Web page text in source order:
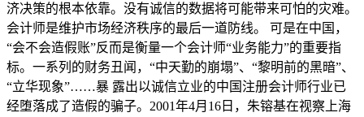
济决策的根本依靠。没有诚信的数据将可能带来可怕的灾难。
会计师是维护市场经济秩序的最后一道防线。 可是在中国，
“会不会造假账”反而是衡量一个会计师“业务能力”的重要指
标。一系列的财务丑闻，“中天勤的崩塌”、“黎明前的黑暗”、
“立华现象”……暴 露出以诚信立业的中国注册会计师行业已
经堕落成了造假的骗子。2001年4月16日，朱镕基在视察上海